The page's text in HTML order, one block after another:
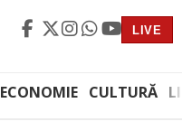
LIVE
ECONOMIE CULTURĂ